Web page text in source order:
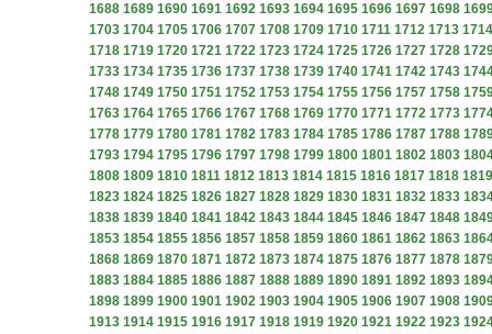
1688 1689 1690 1691 1692 1693 1694 1695 1696 1697 1698
1703 1704 1705 1706 1707 1708 1709 1710 1711 1712 1713 1714
1718 1719 1720 1721 1722 1723 1724 1725 1726 1727 1728
1733 1734 1735 1736 1737 1738 1739 1740 1741 1742 1743
1748 1749 1750 1751 1752 1753 1754 1755 1756 1757 1758
1763 1764 1765 1766 1767 1768 1769 1770 1771 1772 1773
1778 1779 1780 1781 1782 1783 1784 1785 1786 1787 1788
1793 1794 1795 1796 1797 1798 1799 1800 1801 1802 1803
1808 1809 1810 1811 1812 1813 1814 1815 1816 1817 1818 1819
1823 1824 1825 1826 1827 1828 1829 1830 1831 1832 1833
1838 1839 1840 1841 1842 1843 1844 1845 1846 1847 1848
1853 1854 1855 1856 1857 1858 1859 1860 1861 1862 1863
1868 1869 1870 1871 1872 1873 1874 1875 1876 1877 1878
1883 1884 1885 1886 1887 1888 1889 1890 1891 1892 1893
1898 1899 1900 1901 1902 1903 1904 1905 1906 1907 1908
1913 1914 1915 1916 1917 1918 1919 1920 1921 1922 1923